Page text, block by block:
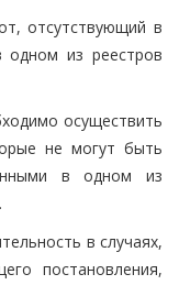
отсутствующий в
одном из реестров
осуществить
не могут быть
в одном из
в случаях,
постановления,